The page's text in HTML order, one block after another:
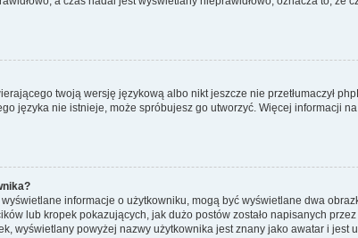
twoją wersję językową albo nikt jeszcze nie przetłumaczył
języka nie istnieje, może spróbujesz go utworzyć. Więcej informacji
informacje o użytkowniku, mogą być wyświetlane dwa
lub kropek pokazujących, jak dużo postów zostało napisanych
wyświetlany powyżej nazwy użytkownika jest znany jako awatar i jest